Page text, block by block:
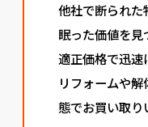
他社で断られ
眠った価値を見
適正価格で迅速
リフォームや
態でお買い取り